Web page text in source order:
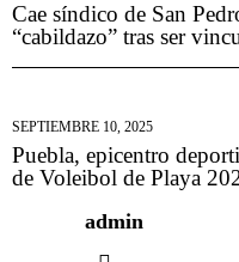
Cae síndico de San
“cabildazo” tras ser
SEPTIEMBRE 10, 2025
Puebla, epicentro
de Voleibol de Playa
admin